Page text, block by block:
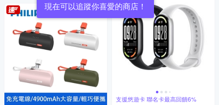
現在可以追蹤你喜愛的商店！
支援悠遊卡 聯名卡最高回饋6%